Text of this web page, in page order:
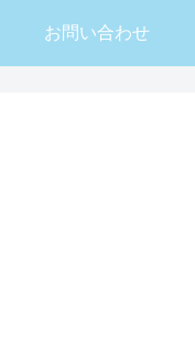
お問い合わせ